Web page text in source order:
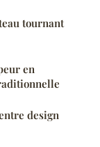
tournant
en
design